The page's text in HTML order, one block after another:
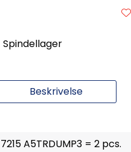
Spindellager
Beskrivelse
7215 A5TRDUMP3 = 2 pcs.